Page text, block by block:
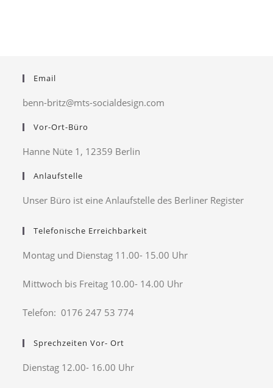
Email
benn-britz@mts-socialdesign.com
Vor-Ort-Büro
Hanne Nüte 1, 12359 Berlin
Anlaufstelle
Unser Büro ist eine Anlaufstelle des Berliner Register
Telefonische Erreichbarkeit
Montag und Dienstag 11.00- 15.00 Uhr
Mittwoch bis Freitag 10.00- 14.00 Uhr
Telefon: 0176 247 53 774
Sprechzeiten Vor- Ort
Dienstag 12.00- 16.00 Uhr